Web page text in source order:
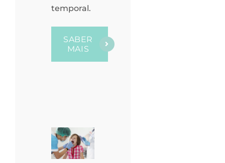
temporal.
SABER
MAIS